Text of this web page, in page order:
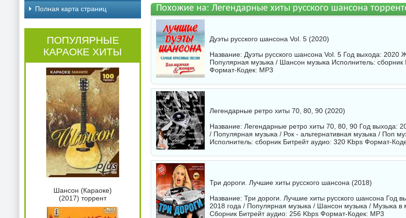
Похожие на: Легендарные хиты русского шансона
Дуэты русского шансона Vol. 5 (2020)
Название: Дуэты русского шансона Vol. 5 Год выхода: 2020
Популярная музыка / Шансон музыка Исполнитель: сборник
Формат-Кодек: MP3
Легендарные ретро хиты 70, 80, 90 (2020)
Название: Легендарные ретро хиты 70, 80, 90 Год выхода:
/ Популярная музыка / Рок - альтернативная музыка / Поп
Исполнитель: сборник Битрейт аудио: 320 Kbps Формат-
Три дороги. Лучшие хиты русского шансона (2018)
Название: Три дороги. Лучшие хиты русского шансона Год
2018 года / Популярная музыка / Шансон музыка / Музыка в
Сборник Битрейт аудио: 256 Kbps Формат-Кодек: MP3
Полная карта страниц
ПОПУЛЯРНЫЕ
КАРАОКЕ ХИТЫ
Шансон (Караоке)
(2017) торрент